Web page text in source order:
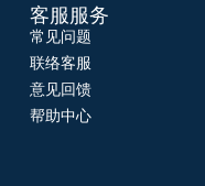
客服服务
常见问题
联络客服
意见回馈
帮助中心